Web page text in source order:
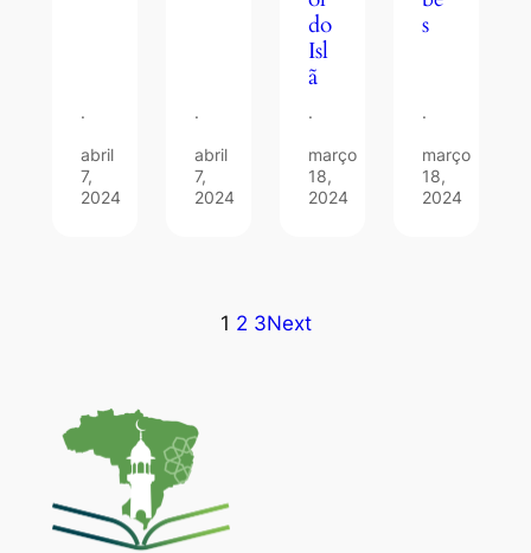
·
abril
7,
2024
·
abril
7,
2024
do
Isl
ã
·
março
18,
2024
s
·
março
18,
2024
1 2 3Next